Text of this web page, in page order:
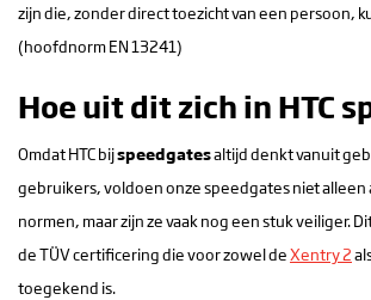
zijn die, zonder direct toezicht van een persoon,
(hoofdnorm EN 13241)
Hoe uit dit zich in HTC
Omdat HTC bijspeedgatesaltijd denkt vanuit
gebruikers, voldoen onze speedgates niet alleen
normen, maar zijn ze vaak nog een stuk veiliger.
de TÜV certificering die voor zowel deXentry 2
toegekend is.